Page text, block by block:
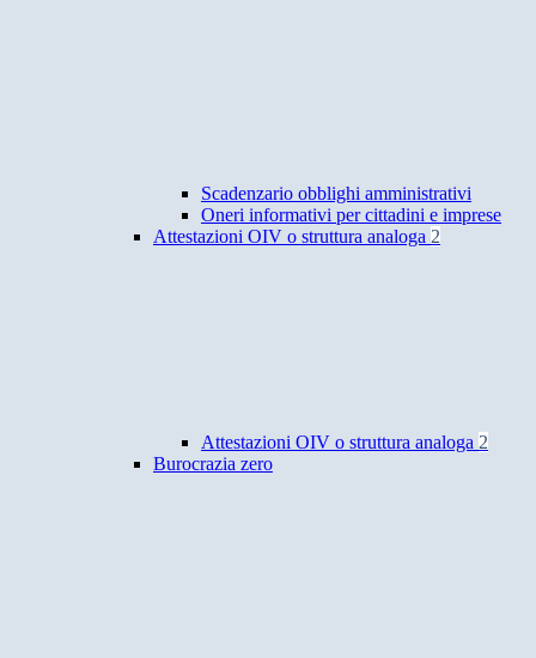
Scadenzario obblighi amministrativi
Oneri informativi per cittadini e imprese
Attestazioni OIV o struttura analoga 2
Attestazioni OIV o struttura analoga 2
Burocrazia zero